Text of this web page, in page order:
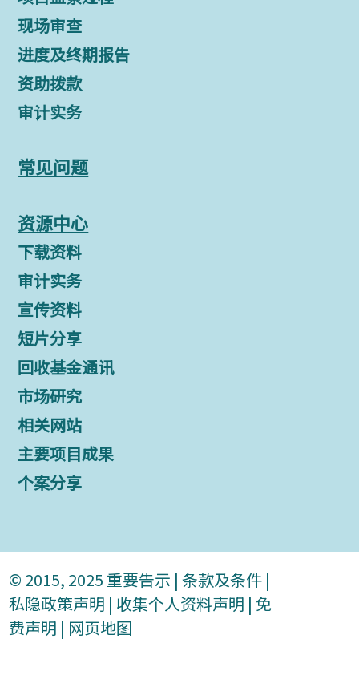
现场审查
进度及终期报告
资助拨款
审计实务
常见问题
资源中心
下载资料
审计实务
宣传资料
短片分享
回收基金通讯
市场研究
相关网站
主要项目成果
个案分享
© 2015, 2025 重要告示 | 条款及条件 |
私隐政策声明 | 收集个人资料声明 | 免
费声明 | 网页地图